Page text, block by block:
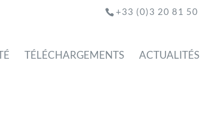
+33 (0)3 20 81 50
TÉLÉCHARGEMENTS ACTUALITÉS